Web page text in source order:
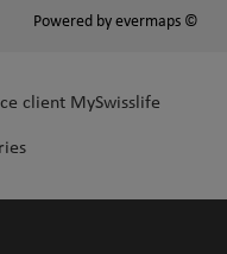
Powered by evermaps ©
client MySwisslife